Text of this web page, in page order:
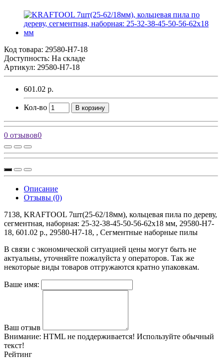
Код товара: 29580-H7-18
Доступность: На складе
Артикул: 29580-H7-18
601.02 р.
Кол-во В корзину
0 отзывов0
Описание
Отзывы (0)
7138, KRAFTOOL 7шт(25-62/18мм), кольцевая пила по дереву,
сегментная, наборная: 25-32-38-45-50-56-62х18 мм, 29580-H7-
18, 601.02 р., 29580-H7-18, , Сегментные наборные пилы
В связи с экономической ситуацией цены могут быть не
актуальны, уточняйте пожалуйста у операторов. Так же
некоторые виды товаров отгружаются кратно упаковкам.
Ваше имя:
Ваш отзыв
Внимание: HTML не поддерживается! Используйте обычный
текст!
Рейтинг